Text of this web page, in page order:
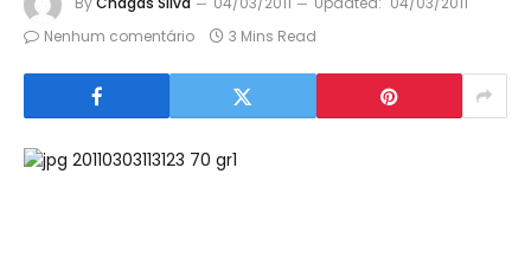
Nenhum comentário
3 Mins Read